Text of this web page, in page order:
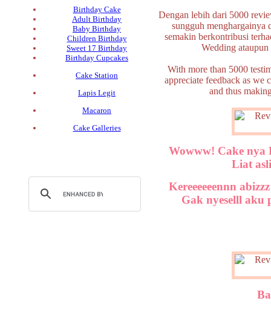
Birthday Cake
Adult Birthday
Baby Birthday
Children Birthday
Sweet 17 Birthday
Birthday Cupcakes
Cake Station
Lapis Legit
Macaron
Cake Galleries
Dengan lebih dari 5000
sungguh menghargainya
semakin berkontribusi
Wedding
With more than 5000
appreciate feedback as we
and thus
Wowww! Cake nya
Liat
Kereeeeeennn
Gak nyeselll aku